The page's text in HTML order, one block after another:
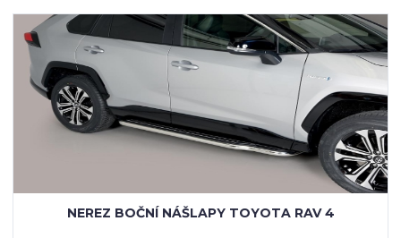
NEREZ BOČNÍ NÁŠLAPY TOYOTA RAV 4